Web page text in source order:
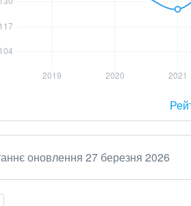
оновлення 27 березня 2026